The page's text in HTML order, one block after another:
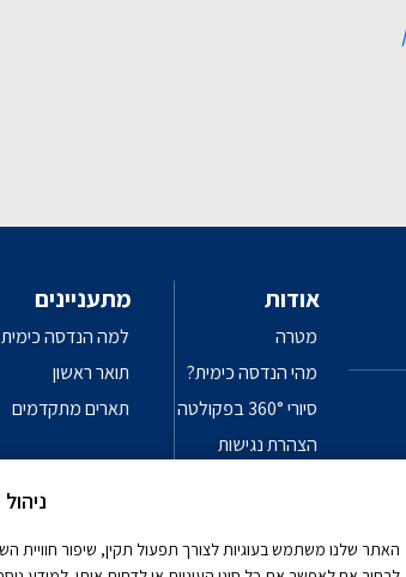
אודות
מטרה
מהי הנדסה כימית?
סיורי 360° בפקולטה
הצהרת נגישות
מתעניינים
למה הנדסה כימית
תואר ראשון
תארים מתקדמים
האתר שלנו משתמש בעוגיות לצורך תפעול תקין, שיפור חוויית